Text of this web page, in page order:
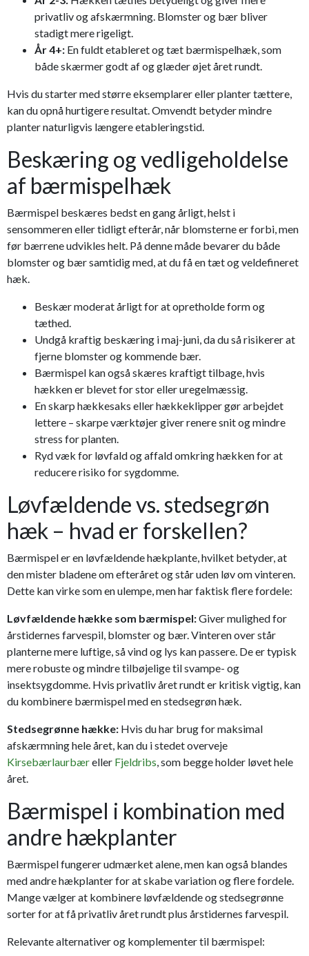
privatliv og afskærmning. Blomster og bær bliver
stadigt mere rigeligt.
År 4+: En fuldt etableret og tæt bærmispelhæk, som
både skærmer godt af og glæder øjet året rundt.
Hvis du starter med større eksemplarer eller planter tættere,
kan du opnå hurtigere resultat. Omvendt betyder mindre
planter naturligvis længere etableringstid.
Beskæring og vedligeholdelse
af bærmispelhæk
Bærmispel beskæres bedst en gang årligt, helst i
sensommeren eller tidligt efterår, når blomsterne er forbi, men
før bærrene udvikles helt. På denne måde bevarer du både
blomster og bær samtidig med, at du få en tæt og veldefineret
hæk.
Beskær moderat årligt for at opretholde form og
tæthed.
Undgå kraftig beskæring i maj-juni, da du så risikerer at
fjerne blomster og kommende bær.
Bærmispel kan også skæres kraftigt tilbage, hvis
hækken er blevet for stor eller uregelmæssig.
En skarp hækkesaks eller hækkeklipper gør arbejdet
lettere – skarpe værktøjer giver renere snit og mindre
stress for planten.
Ryd væk for løvfald og affald omkring hækken for at
reducere risiko for sygdomme.
Løvfældende vs. stedsegrøn
hæk – hvad er forskellen?
Bærmispel er en løvfældende hækplante, hvilket betyder, at
den mister bladene om efteråret og står uden løv om vinteren.
Dette kan virke som en ulempe, men har faktisk flere fordele:
Løvfældende hække som bærmispel:Giver mulighed for
årstidernes farvespil, blomster og bær. Vinteren over står
planterne mere luftige, så vind og lys kan passere. De er typisk
mere robuste og mindre tilbøjelige til svampe- og
insektsygdomme. Hvis privatliv året rundt er kritisk vigtig, kan
du kombinere bærmispel med en stedsegrøn hæk.
Stedsegrønne hække: Hvis du har brug for maksimal
afskærmning hele året, kan du i stedet overveje
Kirsebærlaurbæreller Fjeldribs, som begge holder løvet hele
året.
Bærmispel i kombination med
andre hækplanter
Bærmispel fungerer udmærket alene, men kan også blandes
med andre hækplanter for at skabe variation og flere fordele.
Mange vælger at kombinere løvfældende og stedsegrønne
sorter for at få privatliv året rundt plus årstidernes farvespil.
Relevante alternativer og komplementer til bærmispel: